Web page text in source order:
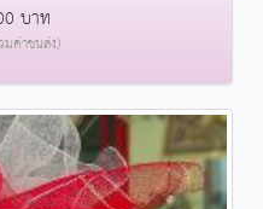
บาท
มค่าขนส่ง)